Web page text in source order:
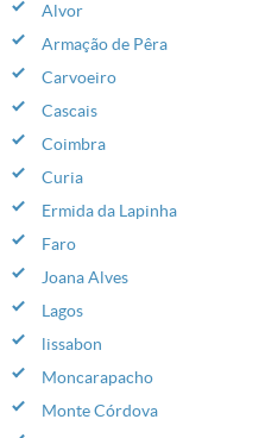
Alvor
Armação de Pêra
Carvoeiro
Cascais
Coimbra
Curia
Ermida da Lapinha
Faro
Joana Alves
Lagos
lissabon
Moncarapacho
Monte Córdova